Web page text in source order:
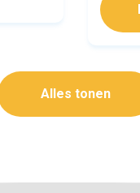
Alles tonen